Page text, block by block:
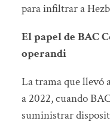
para infiltrar a
El papel de BAC
operandi
La trama que llevó
a 2022, cuando
suministrar